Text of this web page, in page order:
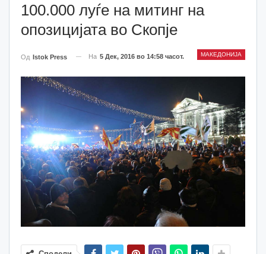
100.000 луѓе на митинг на
опозицијата во Скопје
МАКЕДОНИЈА
Од Istok Press На 5 Дек, 2016 во 14:58 часот.